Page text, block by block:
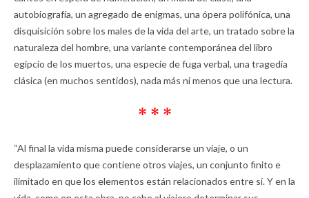
autobiografía, un agregado de enigmas, una ópera polifónica, una
disquisición sobre los males de la vida del arte, un tratado sobre la
naturaleza del hombre, una variante contemporánea del libro
egipcio de los muertos, una especie de fuga verbal, una tragedia
clásica (en muchos sentidos), nada más ni menos que una lectura.
* * *
“Al final la vida misma puede considerarse un viaje, o un
desplazamiento que contiene otros viajes, un conjunto finito e
ilimitado en que los elementos están relacionados entre sí. Y en la